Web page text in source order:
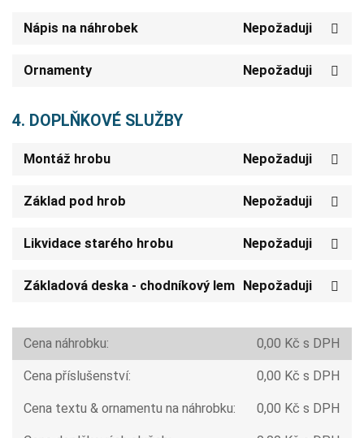
Nápis na náhrobek Nepožaduji
Ornamenty Nepožaduji
4. DOPLŇKOVÉ SLUŽBY
Montáž hrobu Nepožaduji
Základ pod hrob Nepožaduji
Likvidace starého hrobu Nepožaduji
Základová deska - chodníkový lem Nepožaduji
Cena náhrobku: 0,00 Kč s DPH
Cena příslušenství: 0,00 Kč s DPH
Cena textu & ornamentu na náhrobku: 0,00 Kč s DPH